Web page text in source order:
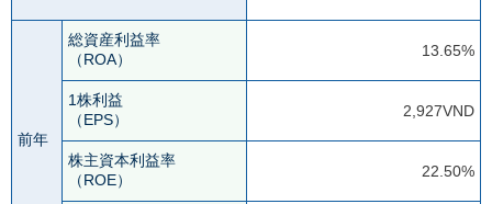
前年
総資産利益率
（ROA）
13.65%
1株利益
（EPS）
2,927VND
株主資本利益率
（ROE）
22.50%